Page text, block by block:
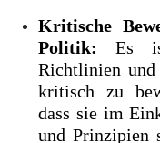
Kritische
Politik: Es
Richtlinien und
kritisch zu
dass sie im
und Prinzipien